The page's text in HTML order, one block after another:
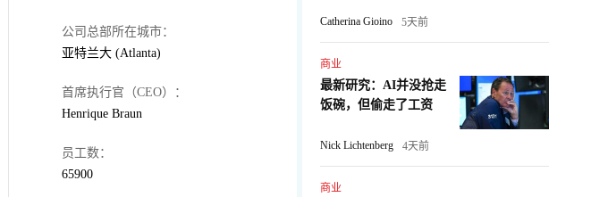
公司总部所在城市：
亚特兰大 (Atlanta)
首席执行官（CEO）：
Henrique Braun
员工数：
65900
Catherina Gioino 5天前
商业
最新研究：AI并没抢走
饭碗，但偷走了工资
Nick Lichtenberg 4天前
商业